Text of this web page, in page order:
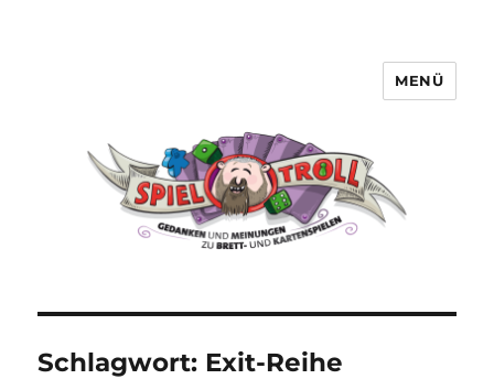
MENÜ
Schlagwort: Exit-Reihe